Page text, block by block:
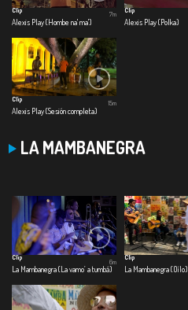
Clip
Alexis Play (Hombe na' ma')
7m
Clip
Alexis Play (Polka)
Clip
Alexis Play (Sesión completa)
15m
LA MAMBANEGRA
Clip
La Mambanegra (La vamo’ a tumbá)
6m
Clip
La Mambanegra (Oílo)